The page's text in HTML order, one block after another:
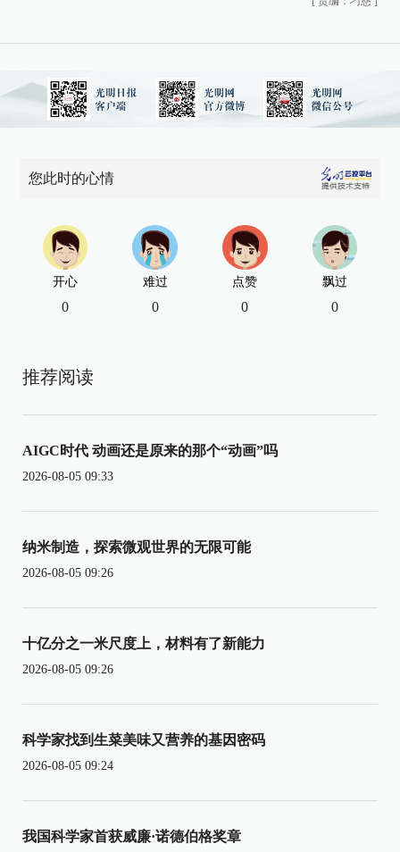
您此时的心情
开心
0
难过
0
点赞
0
飘过
0
推荐阅读
AIGC时代 动画还是原来的那个“动画”吗
2026-08-05 09:33
纳米制造，探索微观世界的无限可能
2026-08-05 09:26
十亿分之一米尺度上，材料有了新能力
2026-08-05 09:26
科学家找到生菜美味又营养的基因密码
2026-08-05 09:24
我国科学家首获威廉·诺德伯格奖章